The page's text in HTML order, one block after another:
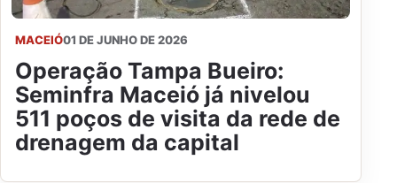
MACEIÓ01 DE JUNHO DE 2026
Operação Tampa Bueiro:
Seminfra Maceió já nivelou
511 poços de visita da rede de
drenagem da capital